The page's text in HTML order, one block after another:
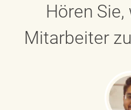
Hören
Mitarbeiter